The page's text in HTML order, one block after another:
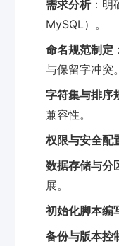
需求分析：明
MySQL）。
命名规范制定
与保留字冲突
字符集与排序
兼容性。
权限与安全配
数据存储与分
展。
初始化脚本编
备份与版本控